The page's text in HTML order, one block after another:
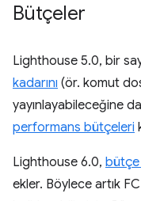
Bütçeler
Lighthouse 5.0, bir
kadarını (ör. komut
yayınlayabileceğine
performans bütçeleri
Lighthouse 6.0, bütçe
ekler. Böylece artık